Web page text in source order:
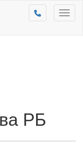
РБ